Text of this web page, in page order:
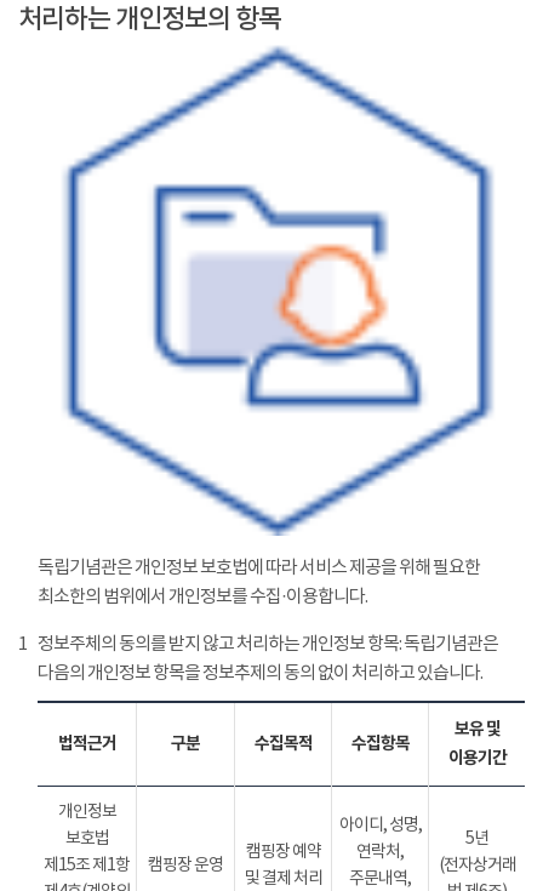
처리하는 개인정보의 항목
독립기념관은 개인정보 보호법에 따라 서비스 제공을 위해 필요한
최소한의 범위에서 개인정보를 수집·이용합니다.
1 정보주체의 동의를 받지 않고 처리하는 개인정보 항목: 독립기념관은
다음의 개인정보 항목을 정보추제의 동의 없이 처리하고 있습니다.
법적근거 구분 수집목적 수집항목
보유 및
이용기간
개인정보
보호법
제15조 제1항
캠핑장 운영
캠핑장 예약
및 결제 처리
아이디, 성명,
연락처,
주문내역,
5년
(전자상거래